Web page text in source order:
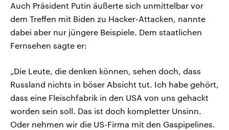
Auch Präsident Putin äußerte sich unmittelbar vor
dem Treffen mit Biden zu Hacker-Attacken, nannte
dabei aber nur jüngere Beispiele. Dem staatlichen
Fernsehen sagte er:
„Die Leute, die denken können, sehen doch, dass
Russland nichts in böser Absicht tut. Ich habe gehört,
dass eine Fleischfabrik in den USA von uns gehackt
worden sein soll. Das ist doch kompletter Unsinn.
Oder nehmen wir die US-Firma mit den Gaspipelines.